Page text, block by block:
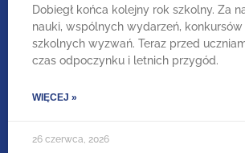
Dobiegł końca kolejny rok szkolny. Za
nauki, wspólnych wydarzeń,
szkolnych wyzwań. Teraz przed
czas odpoczynku i letnich przygód.
WIĘCEJ »
26 czerwca, 2026